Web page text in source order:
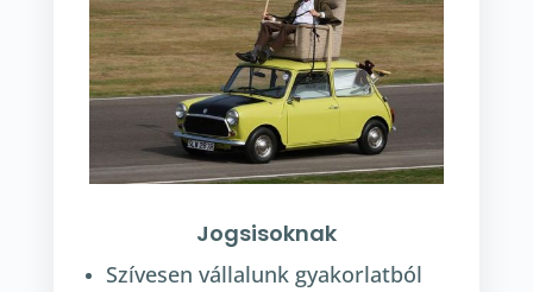
Jogsisoknak
Szívesen vállalunk gyakorlatból